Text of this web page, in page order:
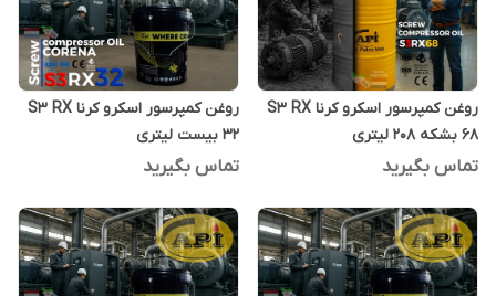
روغن کمپرسور اسکرو کرنا S3 RX
68 بشکه 208 لیتری
تماس بگیرید
روغن کمپرسور اسکرو کرنا S3 RX
32 بیست لیتری
تماس بگیرید